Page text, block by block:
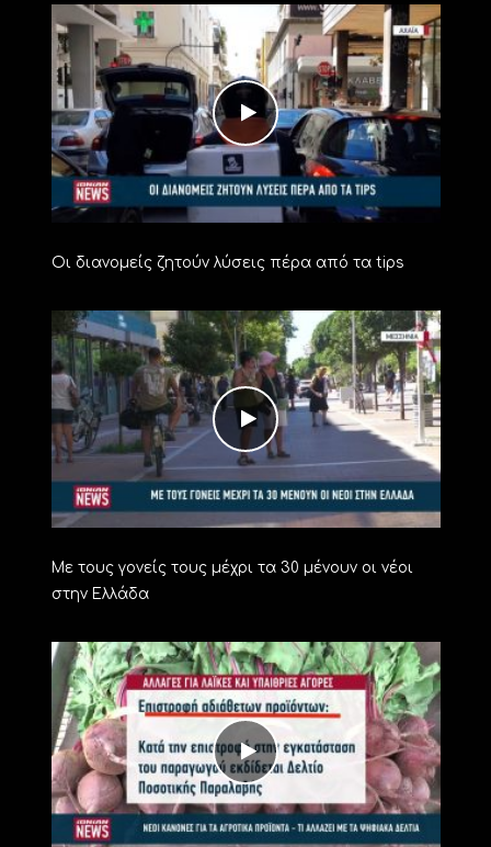
Οι διανομείς ζητούν λύσεις πέρα από τα tips
Με τους γονείς τους μέχρι τα 30 μένουν οι νέοι
στην Ελλάδα